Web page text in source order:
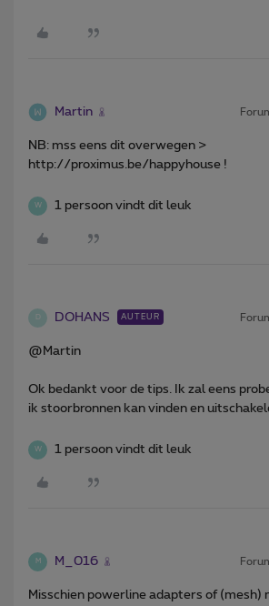
Martin
NB: mss eens dit overwegen >
http://proximus.be/happyhouse !
W 1 persoon vindt dit leuk
D DOHANS AUTEUR
@Martin
Ok bedankt voor de tips. Ik zal eens
ik stoorbronnen kan vinden en
W 1 persoon vindt dit leuk
M M_016
Misschien powerline adapters of (mesh)